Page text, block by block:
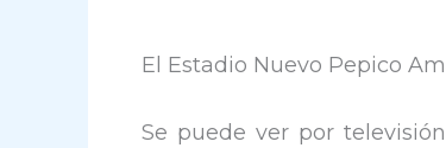
El Estadio Nuevo Pepico
Se puede ver por